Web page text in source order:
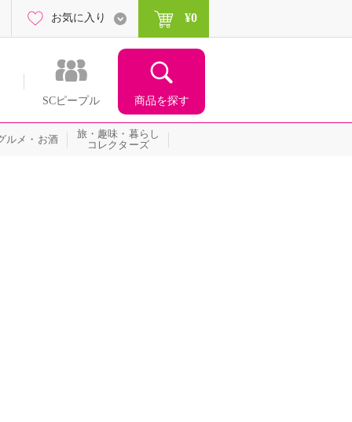
SCピープル 商品を探す
お気に入り ¥0
ルメ・お酒
旅・趣味・暮らし
コレクターズ